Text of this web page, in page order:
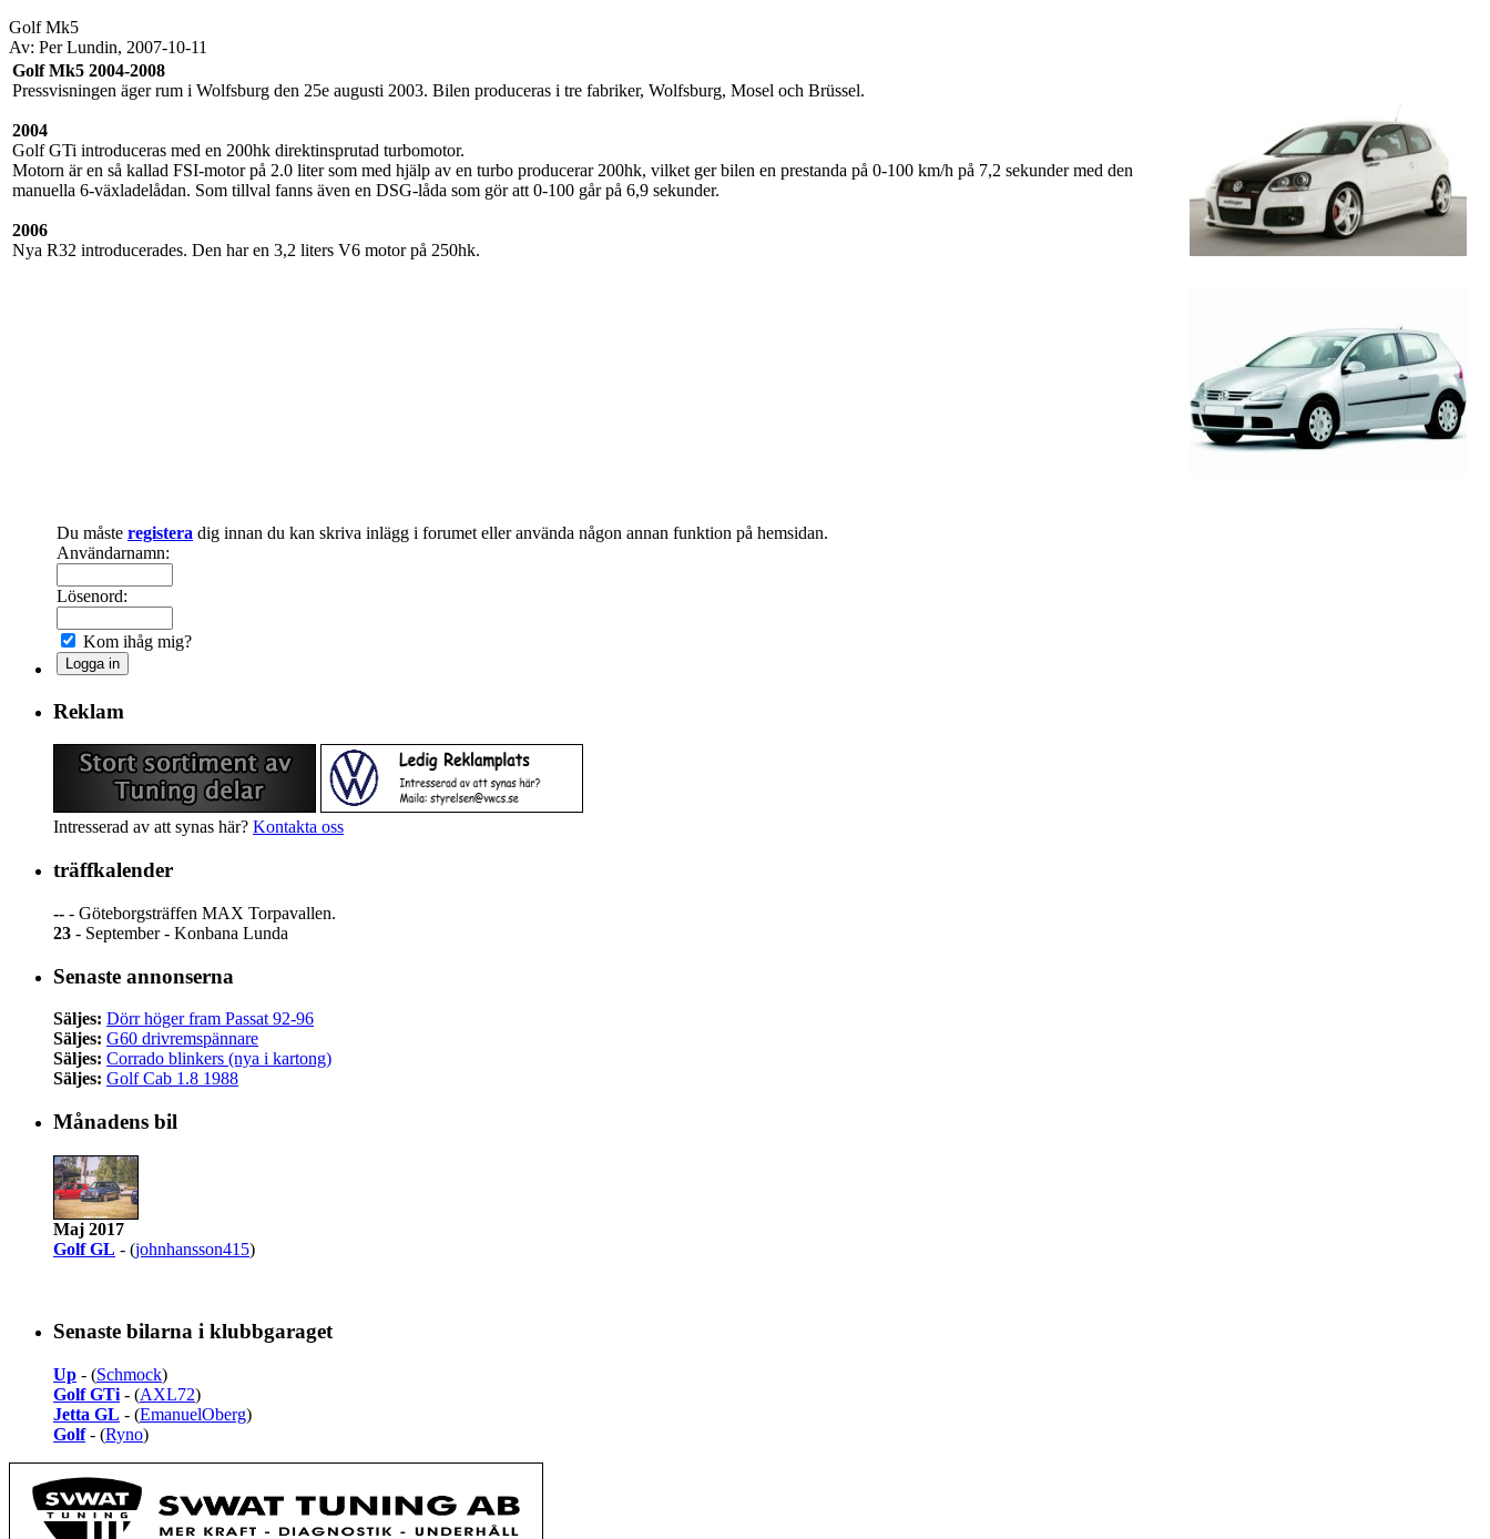
Golf Mk5
Av: Per Lundin, 2007-10-11
Golf Mk5 2004-2008
Pressvisningen äger rum i Wolfsburg den 25e augusti 2003. Bilen produceras i tre fabriker, Wolfsburg, Mosel och Brüssel.
2004
Golf GTi introduceras med en 200hk direktinsprutad turbomotor.
Motorn är en så kallad FSI-motor på 2.0 liter som med hjälp av en turbo producerar 200hk, vilket ger bilen en prestanda på 0-100 km/h på 7,2 sekunder med den
manuella 6-växladelådan. Som tillval fanns även en DSG-låda som gör att 0-100 går på 6,9 sekunder.
2006
Nya R32 introducerades. Den har en 3,2 liters V6 motor på 250hk.
Du måste registera dig innan du kan skriva inlägg i forumet eller använda någon annan funktion på hemsidan.
Användarnamn:
Lösenord:
Kom ihåg mig?
Reklam
Intresserad av att synas här? Kontakta oss
träffkalender
-- - Göteborgsträffen MAX Torpavallen.
23 - September - Konbana Lunda
Senaste annonserna
Säljes: Dörr höger fram Passat 92-96
Säljes: G60 drivremspännare
Säljes: Corrado blinkers (nya i kartong)
Säljes: Golf Cab 1.8 1988
Månadens bil
Maj 2017
Golf GL - (johnhansson415)
Senaste bilarna i klubbgaraget
Up - (Schmock)
Golf GTi - (AXL72)
Jetta GL - (EmanuelOberg)
Golf- (Ryno)